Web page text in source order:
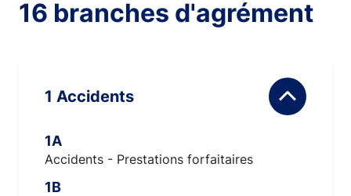
16 branches d'agrément
1 Accidents
1A
Accidents - Prestations forfaitaires
1B